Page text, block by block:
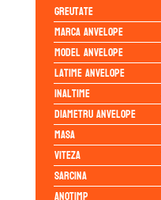
Greutate
Marca anvelope
Model anvelope
Latime anvelope
Inaltime
Diametru anvelope
Masa
Viteza
Sarcina